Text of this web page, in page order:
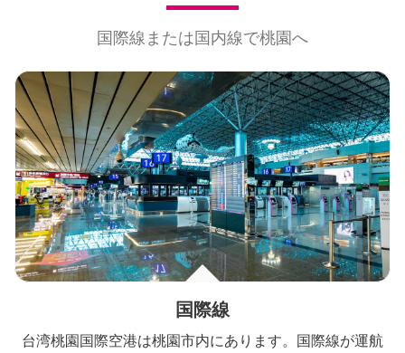
国際線または国内線で桃園へ
国際線
台湾桃園国際空港は桃園市内にあります。国際線が運航